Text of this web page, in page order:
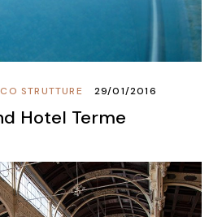
STRUTTURE 29/01/2016
Hotel Terme